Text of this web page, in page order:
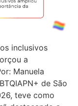
inclusivos
a
Manuela
de São
teve como